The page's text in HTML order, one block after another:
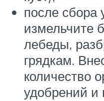
после сбора
измельчите
лебеды,
грядкам.
количество
удобрений и